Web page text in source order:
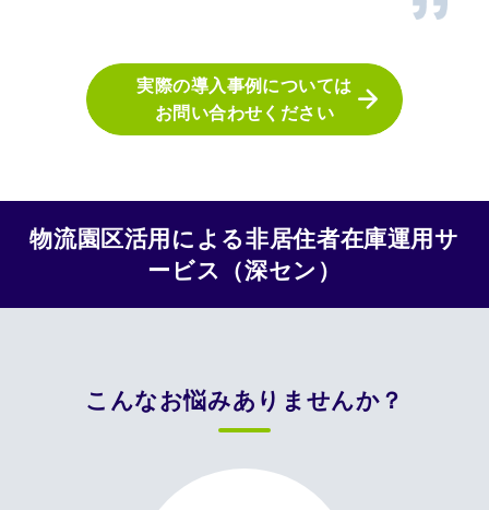
実際の導入事例については
お問い合わせください
物流園区活用による非居住者在庫運用サ
ービス（深セン）
こんなお悩みありませんか？